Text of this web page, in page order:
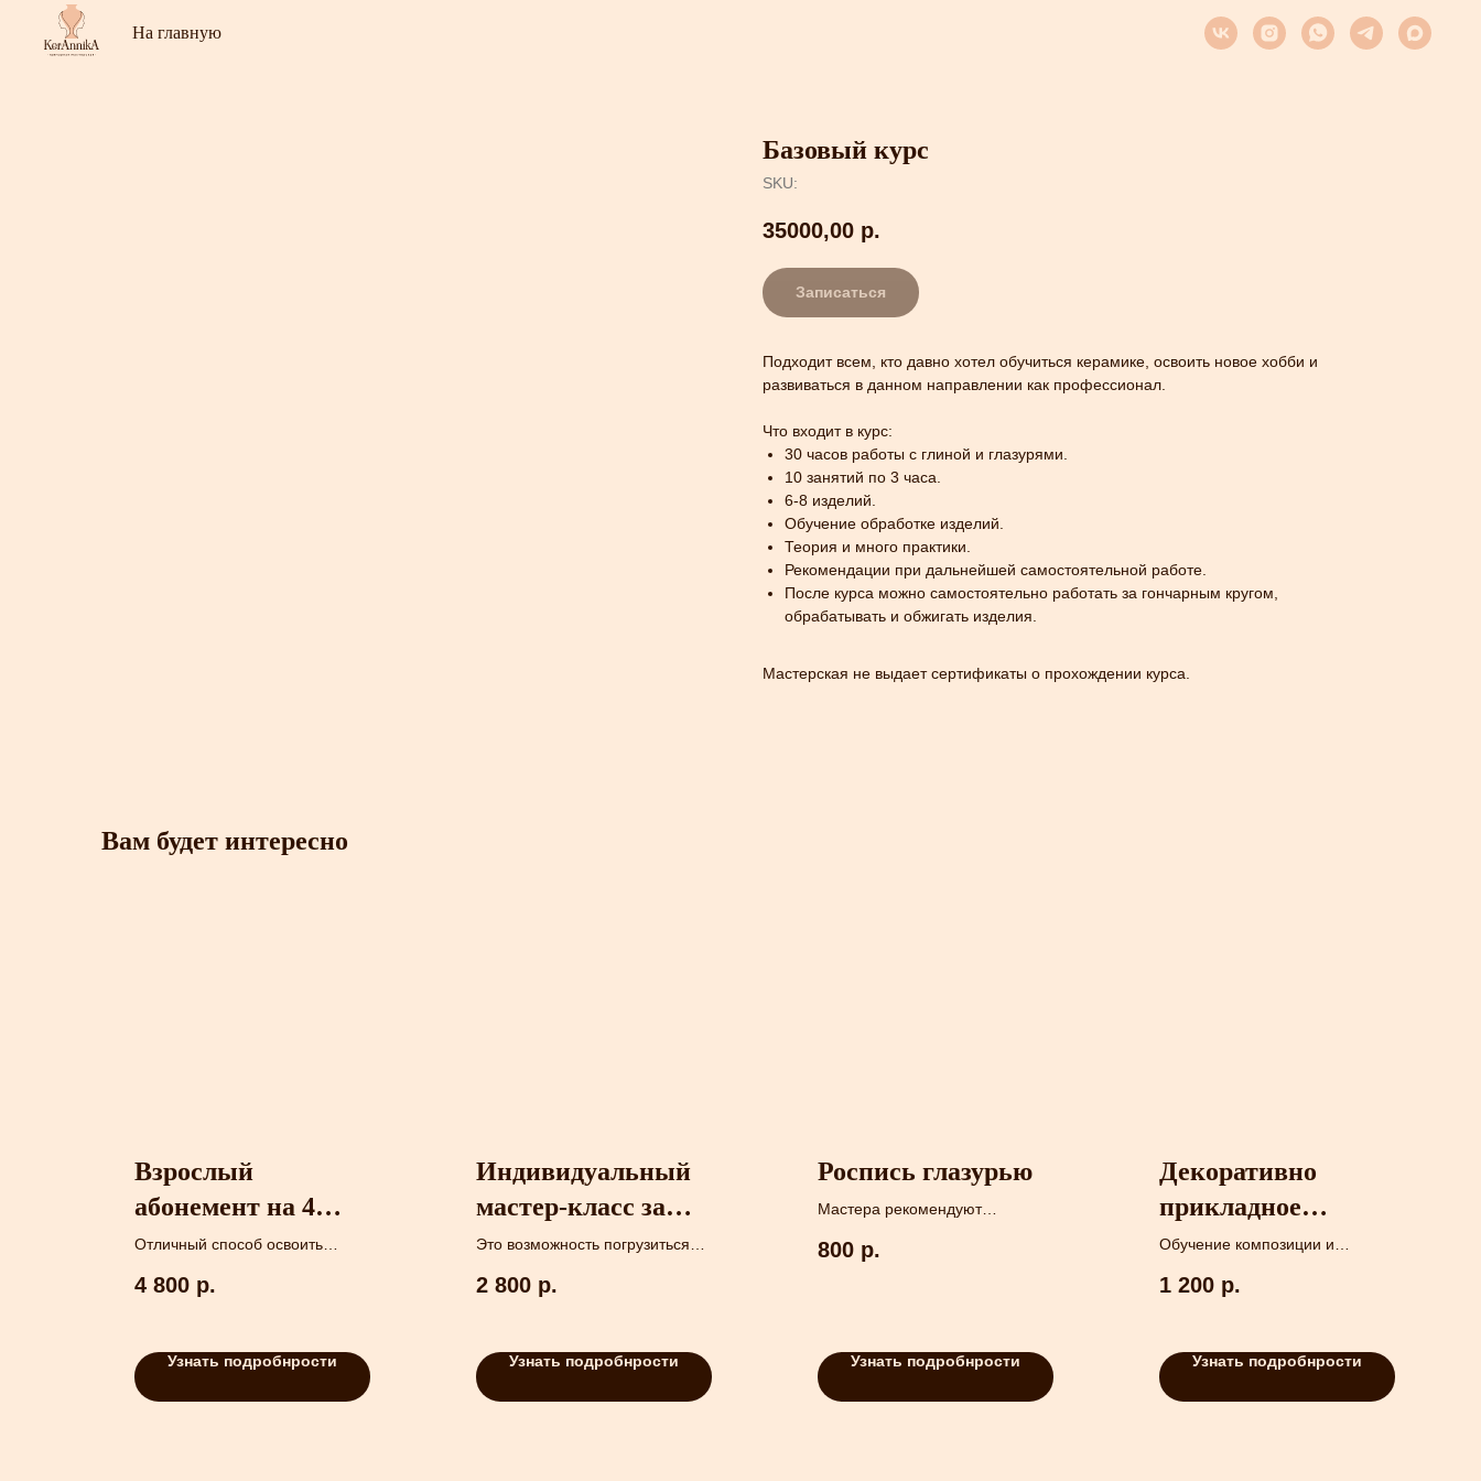
На главную
Базовый курс
SKU:
35000,00 р.
Записаться
Подходит всем, кто давно хотел обучиться керамике, освоить новое хобби и
развиваться в данном направлении как профессионал.
Что входит в курс:
30 часов работы с глиной и глазурями.
10 занятий по 3 часа.
6-8 изделий.
Обучение обработке изделий.
Теория и много практики.
Рекомендации при дальнейшей самостоятельной работе.
После курса можно самостоятельно работать за гончарным кругом,
обрабатывать и обжигать изделия.
Мастерская не выдает сертификаты о прохождении курса.
Вам будет интересно
Взрослый
абонемент на 4
занятия в группе/
индивидуально
Отличный способ освоить
повседневных забот.
4 800 р.
Узнать подробнрости
Индивидуальный
мастер-класс за
гончарным кругом
Это возможность погрузиться в
посуду своими руками по
2 800 р.
Узнать подробнрости
Роспись глазурью
Мастера рекомендуют
для максимального
800 р.
Узнать подробнрости
Декоративно
прикладное
искусство до 7 лет
Обучение композиции и
1 200 р.
Узнать подробнрости